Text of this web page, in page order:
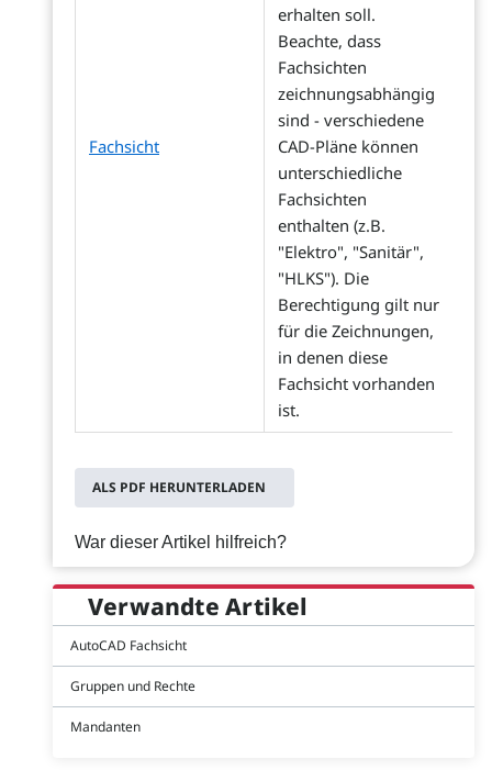
Fachsicht
erhalten soll.
Beachte, dass
Fachsichten
zeichnungsabhängig
sind - verschiedene
CAD-Pläne können
unterschiedliche
Fachsichten
enthalten (z.B.
"Elektro", "Sanitär",
"HLKS"). Die
Berechtigung gilt nur
für die Zeichnungen,
in denen diese
Fachsicht vorhanden
ist.
ALS PDF HERUNTERLADEN
War dieser Artikel hilfreich?
Verwandte Artikel
AutoCAD Fachsicht
Gruppen und Rechte
Mandanten